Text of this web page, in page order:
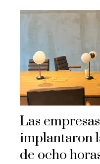
Las
implantaron
de ocho